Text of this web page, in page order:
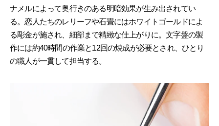
ナメルによって奥行きのある明暗効果が生み出されてい
る。恋人たちのレリーフや石畳にはホワイトゴールドによ
る彫金が施され、細部まで精緻な仕上がりに。文字盤の製
作には約40時間の作業と12回の焼成が必要とされ、ひとり
の職人が一貫して担当する。